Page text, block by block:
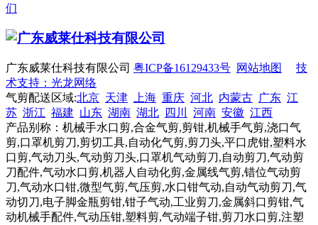
们
广东威莱仕科技有限公司 粤ICP备16129433号 网站地图
技
术支持：光龙网络
气剪配送区域:北京 天津 上海 重庆 河北 内蒙古 广东 江
苏 浙江 福建 山东 湖南 湖北 四川 河南 安徽 江西
产品别称：机械手水口剪,合金气剪,剪钳,机械手气剪,浇口气
剪,口罩机剪刀,剪切工具,自动化气剪,剪刀头,平口虎钳,塑料水
口剪,气动刀头,气动剪刀头,口罩机气动剪刀,自动剪刀,气动剪
刀配件,气动水口剪,机器人自动化剪,金属线气剪,错位气动剪
刀,气动水口钳,微型气剪,气压剪,水口钳气动,自动气动剪刀,气
动切刀,电子脚金瓶剪钳,钳子气动,工业剪刀,金属斜口剪钳,气
动机械手配件,气动压钳,塑料剪,气动端子钳,剪刀水口剪,注塑